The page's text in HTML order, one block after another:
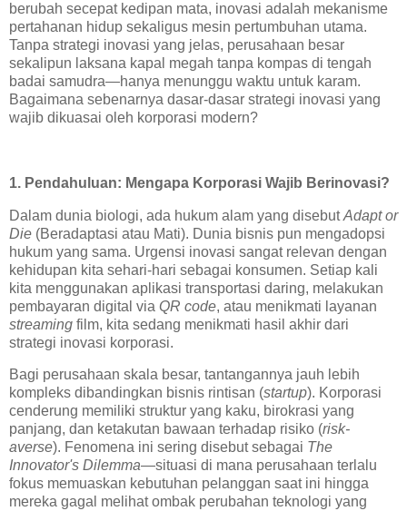
berubah secepat kedipan mata, inovasi adalah mekanisme
pertahanan hidup sekaligus mesin pertumbuhan utama.
Tanpa strategi inovasi yang jelas, perusahaan besar
sekalipun laksana kapal megah tanpa kompas di tengah
badai samudra—hanya menunggu waktu untuk karam.
Bagaimana sebenarnya dasar-dasar strategi inovasi yang
wajib dikuasai oleh korporasi modern?
1. Pendahuluan: Mengapa Korporasi Wajib Berinovasi?
Dalam dunia biologi, ada hukum alam yang disebutAdapt or
Die (Beradaptasi atau Mati). Dunia bisnis pun mengadopsi
hukum yang sama. Urgensi inovasi sangat relevan dengan
kehidupan kita sehari-hari sebagai konsumen. Setiap kali
kita menggunakan aplikasi transportasi daring, melakukan
pembayaran digital via QR code, atau menikmati layanan
streaming film, kita sedang menikmati hasil akhir dari
strategi inovasi korporasi.
Bagi perusahaan skala besar, tantangannya jauh lebih
kompleks dibandingkan bisnis rintisan (startup). Korporasi
cenderung memiliki struktur yang kaku, birokrasi yang
panjang, dan ketakutan bawaan terhadap risiko (risk-
averse). Fenomena ini sering disebut sebagai The
Innovator's Dilemma—situasi di mana perusahaan terlalu
fokus memuaskan kebutuhan pelanggan saat ini hingga
mereka gagal melihat ombak perubahan teknologi yang